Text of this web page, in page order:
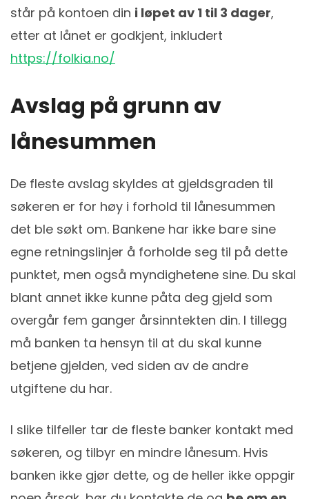
står på kontoen din i løpet av 1 til 3 dager,
etter at lånet er godkjent, inkludert
https://folkia.no/
Avslag på grunn av
lånesummen
De fleste avslag skyldes at gjeldsgraden til
søkeren er for høy i forhold til lånesummen
det ble søkt om. Bankene har ikke bare sine
egne retningslinjer å forholde seg til på dette
punktet, men også myndighetene sine. Du skal
blant annet ikke kunne påta deg gjeld som
overgår fem ganger årsinntekten din. I tillegg
må banken ta hensyn til at du skal kunne
betjene gjelden, ved siden av de andre
utgiftene du har.
I slike tilfeller tar de fleste banker kontakt med
søkeren, og tilbyr en mindre lånesum. Hvis
banken ikke gjør dette, og de heller ikke oppgir